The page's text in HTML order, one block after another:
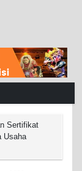
Sertifikat
Usaha